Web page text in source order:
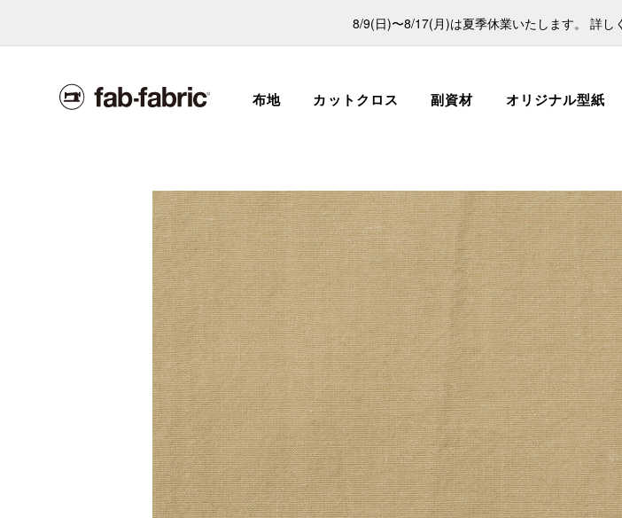
8/9(日)〜8/17(月)は夏季休業いたします。 詳し
布地 カットクロス 副資材 オリジナル型紙